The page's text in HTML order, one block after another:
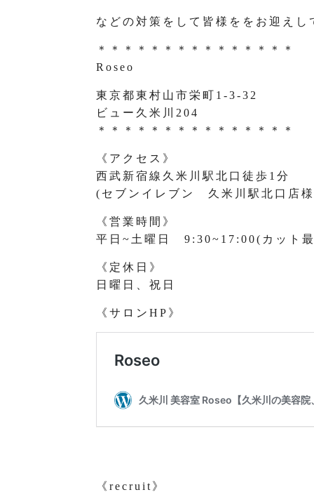
などの対策をして皆様ををお迎えし
＊＊＊＊＊＊＊＊＊＊＊＊＊＊＊
Roseo
東京都東村山市栄町1-3-32
ビュー久米川204
＊＊＊＊＊＊＊＊＊＊＊＊＊＊＊
《アクセス》
西武新宿線久米川駅北口徒歩1分
(セブンイレブン 久米川駅北口店
《営業時間》
平日~土曜日 9:30~17:00(カット
《定休日》
日曜日、祝日
《サロンHP》
《recruit》